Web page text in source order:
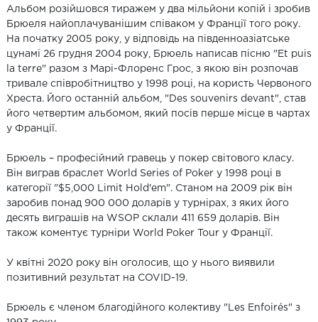
Альбом розійшовся тиражем у два мільйони копій і зробив
Брюеля найоплачуванішим співаком у Франції того року.
На початку 2005 року, у відповідь на південноазіатське
цунамі 26 грудня 2004 року, Брюель написав пісню "Et puis
la terre" разом з Марі-Флоренс Грос, з якою він розпочав
тривале співробітництво у 1998 році, на користь Червоного
Хреста. Його останній альбом, "Des souvenirs devant", став
його четвертим альбомом, який посів перше місце в чартах
у Франції.
Брюель – професійний гравець у покер світового класу.
Він виграв браслет World Series of Poker у 1998 році в
категорії "$5,000 Limit Hold'em". Станом на 2009 рік він
заробив понад 900 000 доларів у турнірах, з яких його
десять виграшів на WSOP склали 411 659 доларів. Він
також коментує турніри World Poker Tour у Франції.
У квітні 2020 року він оголосив, що у нього виявили
позитивний результат на COVID-19.
Брюель є членом благодійного колективу "Les Enfoirés" з